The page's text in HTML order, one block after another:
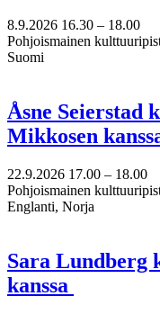
8.9.2026 16.30 – 18.00
Pohjoismainen
Suomi
Åsne Seierstad
Mikkosen
22.9.2026 17.00 – 18.00
Pohjoismainen
Englanti, Norja
Sara Lundberg
kanssa